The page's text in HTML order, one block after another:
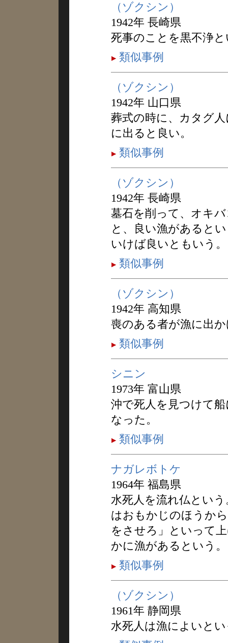
（ゾクシン）
1942年 長崎県
死事のことを黒不浄
類似事例
（ゾクシン）
1942年 山口県
葬式の時に、カタグ
に出ると良い。
類似事例
（ゾクシン）
1942年 長崎県
墓石を削って、オキ
と、良い漁があると
いけば良いともいう。
類似事例
（ゾクシン）
1942年 高知県
喪のある者が漁に出
類似事例
シニン
1973年 富山県
沖で死人を見つけて
なった。
類似事例
ナガレボトケ
1964年 福島県
水死人を流れ仏とい
はおもかじのほうか
をさせろ」といって
かに漁があるという。
類似事例
（ゾクシン）
1961年 静岡県
水死人は漁によいと